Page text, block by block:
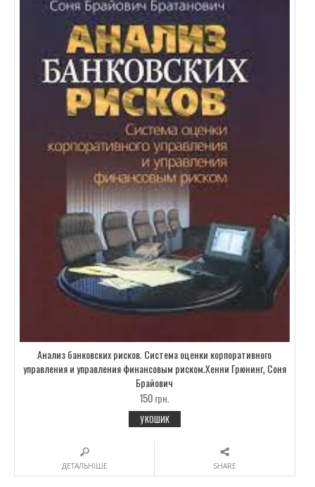
Анализ банковских рисков. Система оценки корпоративного
управления и управления финансовым риском.Хенни Грюнинг, Соня
Брайович
150грн.
У КОШИК
ДЕТАЛЬНІШЕ SHARE